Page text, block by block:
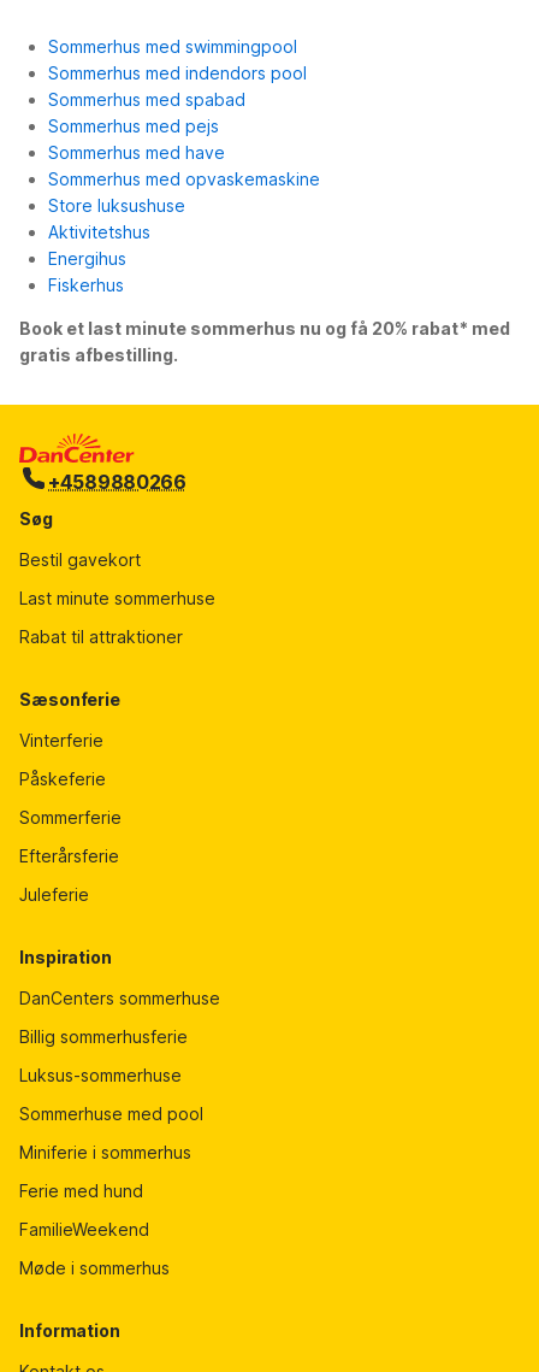
Sommerhus med swimmingpool
Sommerhus med indendors pool
Sommerhus med spabad
Sommerhus med pejs
Sommerhus med have
Sommerhus med opvaskemaskine
Store luksushuse
Aktivitetshus
Energihus
Fiskerhus
Book et last minute sommerhus nu og få 20% rabat* med
gratis afbestilling.
+4589880266
Søg
Bestil gavekort
Last minute sommerhuse
Rabat til attraktioner
Sæsonferie
Vinterferie
Påskeferie
Sommerferie
Efterårsferie
Juleferie
Inspiration
DanCenters sommerhuse
Billig sommerhusferie
Luksus-sommerhuse
Sommerhuse med pool
Miniferie i sommerhus
Ferie med hund
FamilieWeekend
Møde i sommerhus
Information